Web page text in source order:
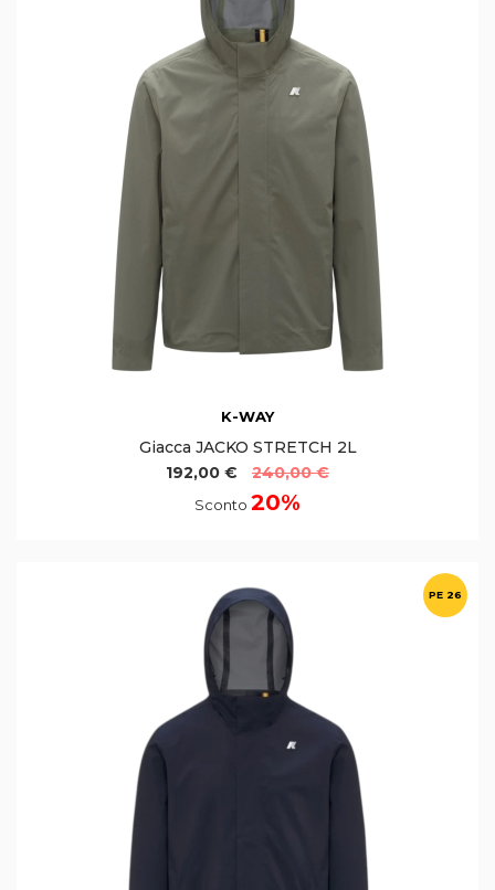
K-WAY
Giacca JACKO STRETCH 2L
192,00 €
240,00 €
Sconto 20%
PE 26